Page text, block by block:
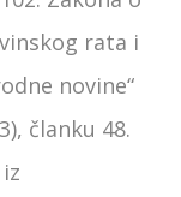
rata i
novine“
članku 48.